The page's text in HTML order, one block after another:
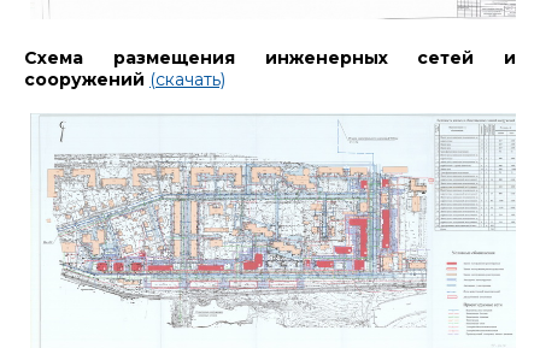
Схема размещения инженерных сетей и
сооружений (скачать)